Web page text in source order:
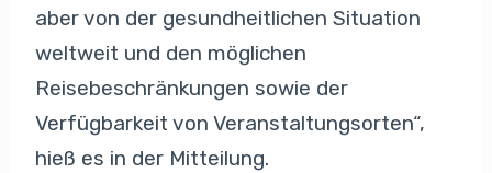
aber von der gesundheitlichen Situation
weltweit und den möglichen
Reisebeschränkungen sowie der
Verfügbarkeit von Veranstaltungsorten“,
hieß es in der Mitteilung.